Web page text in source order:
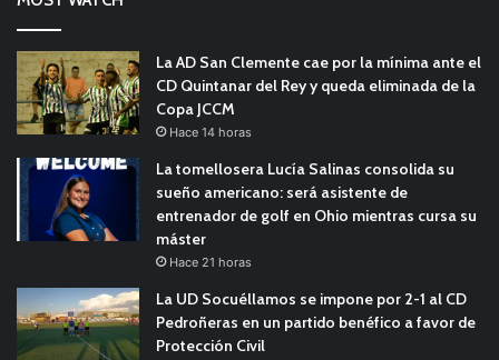
La AD San Clemente cae por la mínima ante el
CD Quintanar del Rey y queda eliminada de la
Copa JCCM
Hace 14 horas
La tomellosera Lucía Salinas consolida su
sueño americano: será asistente de
entrenador de golf en Ohio mientras cursa su
máster
Hace 21 horas
La UD Socuéllamos se impone por 2-1 al CD
Pedroñeras en un partido benéfico a favor de
Protección Civil